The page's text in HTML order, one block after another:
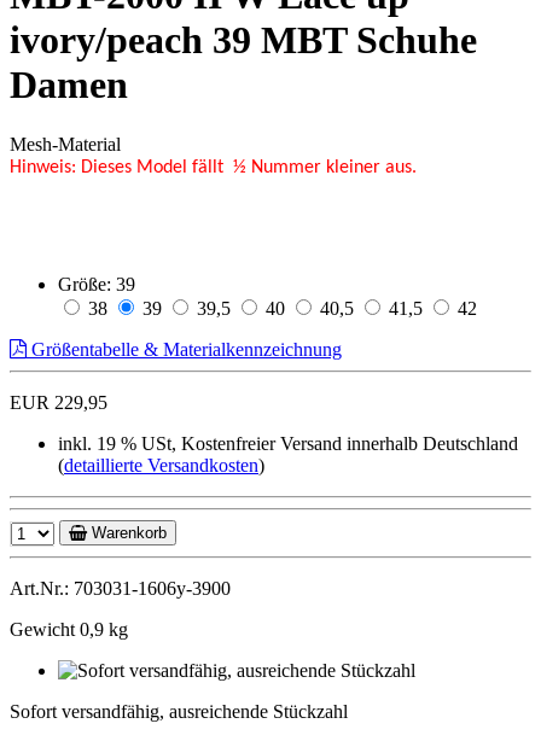
ivory/peach 39 MBT Schuhe
Damen
Mesh-Material
Hinweis: Dieses Model fällt ½ Nummer kleiner aus.
Größe: 39
38
39 39,5 40 40,5 41,5
42
Größentabelle & Materialkennzeichnung
EUR 229,95
inkl. 19 % USt, Kostenfreier Versand innerhalb Deutschland
(detaillierte Versandkosten)
Warenkorb
Art.Nr.: 703031-1606y-3900
Gewicht 0,9 kg
Sofort versandfähig, ausreichende Stückzahl